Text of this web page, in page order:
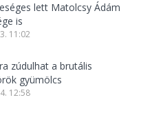
lett Matolcsy Ádám
is
11:02
zúdulhat a brutális
gyümölcs
12:58